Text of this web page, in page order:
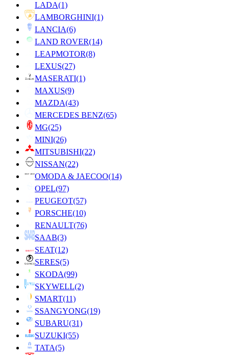
LADA(1)
LAMBORGHINI(1)
LANCIA(6)
LAND ROVER(14)
LEAPMOTOR(8)
LEXUS(27)
MASERATI(1)
MAXUS(9)
MAZDA(43)
MERCEDES BENZ(65)
MG(25)
MINI(26)
MITSUBISHI(22)
NISSAN(22)
OMODA & JAECOO(14)
OPEL(97)
PEUGEOT(57)
PORSCHE(10)
RENAULT(76)
SAAB(3)
SEAT(12)
SERES(5)
SKODA(99)
SKYWELL(2)
SMART(11)
SSANGYONG(19)
SUBARU(31)
SUZUKI(55)
TATA(5)